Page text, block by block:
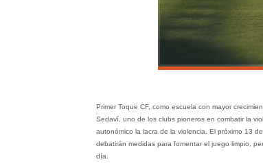
Primer Toque CF, como escuela con mayor
Sedaví, uno de los clubs pioneros en combatir la
autonómico la lacra de la violencia. El próximo 13
debatirán medidas para fomentar el juego limpio,
día.